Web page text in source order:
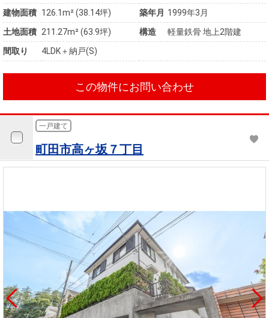
建物面積 126.1m² (38.14坪) 築年月
1999年3月
土地面積 211.27m² (63.9坪) 構造
軽量鉄骨 地上2階建
間取り
4LDK＋納戸(S)
この物件にお問い合わせ
一戸建て
町田市高ヶ坂７丁目